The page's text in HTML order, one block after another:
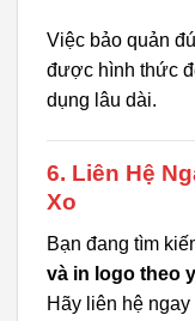
Việc bảo quản
được hình thức
dụng lâu dài.
6. Liên Hệ
Xo
Bạn đang tìm
và in logo theo
Hãy liên hệ